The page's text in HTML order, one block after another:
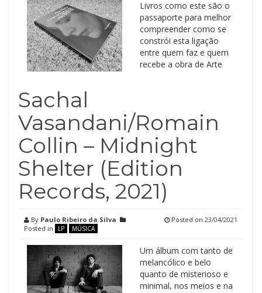
Livros como este são o
passaporte para melhor
compreender como se
constrói esta ligação
entre quem faz e quem
recebe a obra de Arte
Sachal
Vasandani/Romain
Collin – Midnight
Shelter (Edition
Records, 2021)
By Paulo Ribeiro da Silva
Posted in
LP MÚSICA
Posted on 23/04/2021
Um álbum com tanto de
melancólico e belo
quanto de misterioso e
minimal, nos meios e na